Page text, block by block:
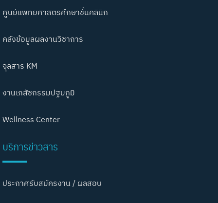
ศูนย์แพทยศาสตรศึกษาชั้นคลินิก
คลังข้อมูลผลงานวิชาการ
จุลสาร KM
งานเภสัชกรรมปฐมภูมิ
Wellness Center
บริการข่าวสาร
ประกาศรับสมัครงาน / ผลสอบ